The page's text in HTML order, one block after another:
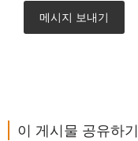
메시지 보내기
이 게시물 공유하기